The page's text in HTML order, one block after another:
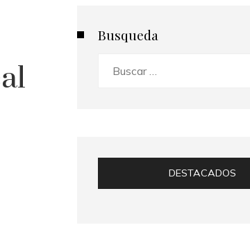
Busqueda
DESTACADOS